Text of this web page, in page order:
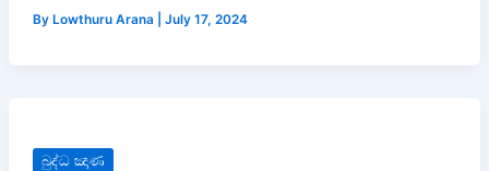
By Lowthuru Arana July 17, 2024
බුද්ධ ඤාණ